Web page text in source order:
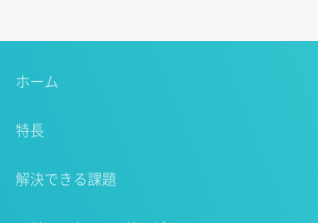
ホーム
特長
解決できる課題